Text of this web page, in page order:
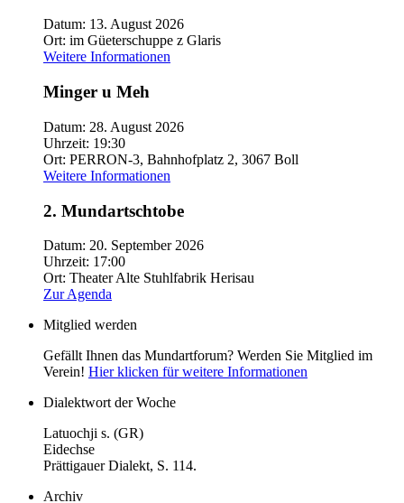
Datum: 13. August 2026
Ort: im Güeterschuppe z Glaris
Weitere Informationen
Minger u Meh
Datum: 28. August 2026
Uhrzeit: 19:30
Ort: PERRON-3, Bahnhofplatz 2, 3067 Boll
Weitere Informationen
2. Mundartschtobe
Datum: 20. September 2026
Uhrzeit: 17:00
Ort: Theater Alte Stuhlfabrik Herisau
Zur Agenda
Mitglied werden
Gefällt Ihnen das Mundartforum? Werden Sie Mitglied im
Verein! Hier klicken für weitere Informationen
Dialektwort der Woche
Latuochji s. (GR)
Eidechse
Prättigauer Dialekt, S. 114.
Archiv